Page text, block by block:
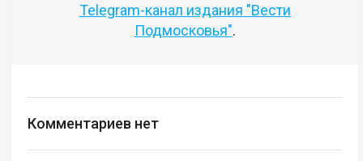
Telegram-канал издания "Вести
Подмосковья".
Комментариев нет